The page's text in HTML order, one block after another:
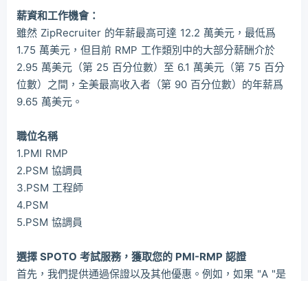
薪資和工作機會：
雖然 ZipRecruiter 的年薪最高可達 12.2 萬美元，最低爲
1.75 萬美元，但目前 RMP 工作類別中的大部分薪酬介於
2.95 萬美元（第 25 百分位數）至 6.1 萬美元（第 75 百分
位數）之間，全美最高收入者（第 90 百分位數）的年薪爲
9.65 萬美元。
職位名稱
1.PMI RMP
2.PSM 協調員
3.PSM 工程師
4.PSM
5.PSM 協調員
選擇 SPOTO 考試服務，獲取您的 PMI-RMP 認證
首先，我們提供通過保證以及其他優惠。例如，如果 "A "是